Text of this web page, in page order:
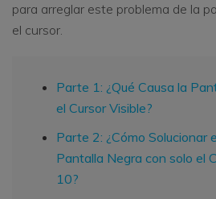
para arreglar este problema de la
el cursor.
Parte 1: ¿Qué Causa la
el Cursor Visible?
Parte 2: ¿Cómo Solucionar
Pantalla Negra con solo el
10?